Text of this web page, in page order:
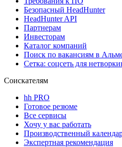
Безопасный HeadHunter
HeadHunter API
Партнерам
Инвесторам
Каталог компаний
Поиск по вакансиям в
Сетка: соцсеть для
Соискателям
hh PRO
Готовое резюме
Все сервисы
Хочу у вас работать
Производственный
Экспертная рекомендация